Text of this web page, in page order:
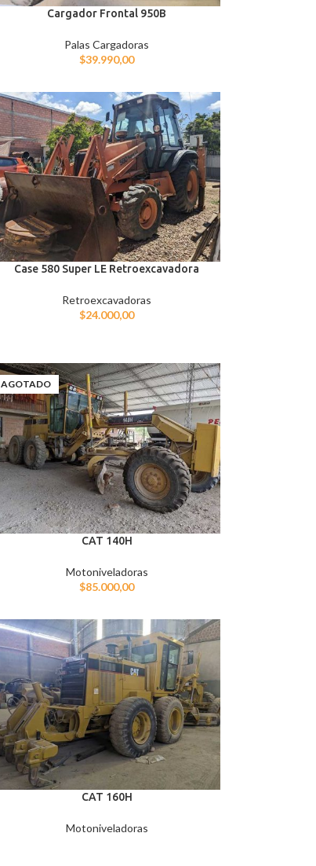
Cargador Frontal 950B
Palas Cargadoras
$39.990,00
Case 580 Super LE Retroexcavadora
Retroexcavadoras
$24.000,00
AGOTADO
CAT 140H
Motoniveladoras
$85.000,00
CAT 160H
Motoniveladoras